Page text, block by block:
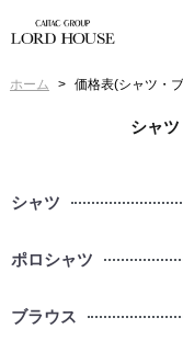
ホーム 価格表(シャツ・
シャ
シャツ
ポロシャツ
ブラウス